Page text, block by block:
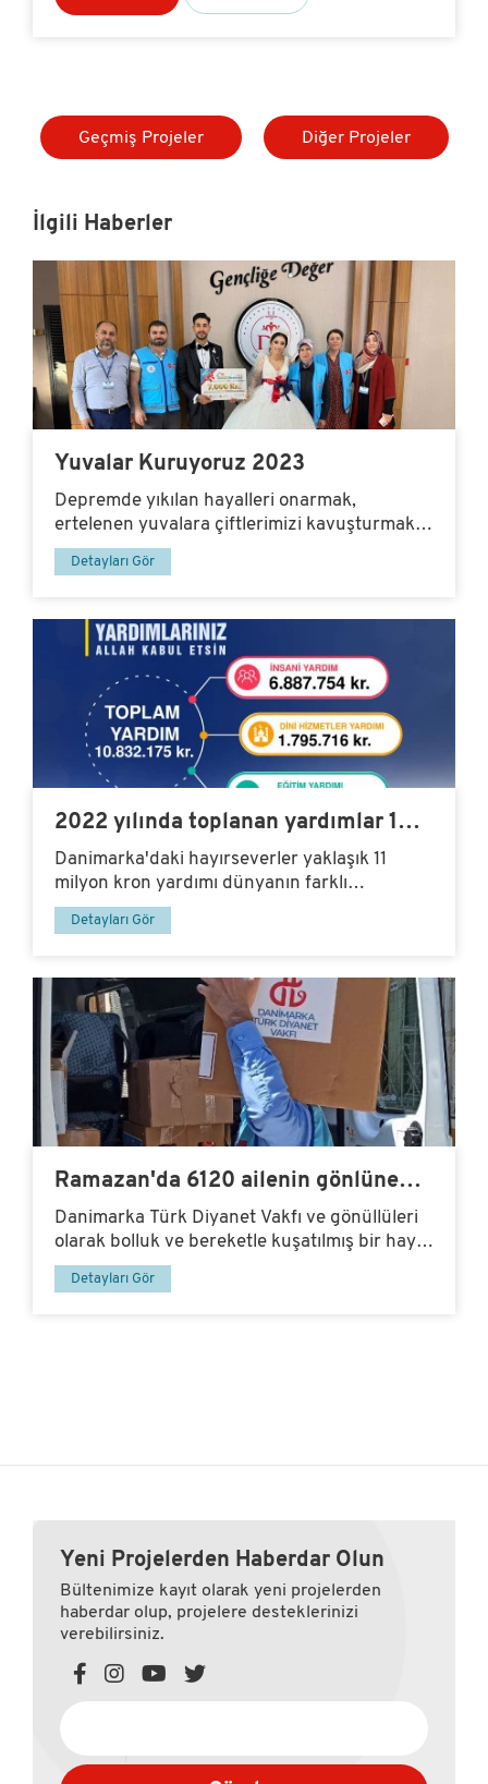
Geçmiş Projeler Diğer Projeler
İlgili Haberler
Yuvalar Kuruyoruz 2023
Depremde yıkılan hayalleri onarmak,
ertelenen yuvalara çiftlerimizi kavuşturmak
amacıyla yola çıktık...
Detayları Gör
2022 yılında toplanan yardımlar 10
milyonu aştı.
Danimarka'daki hayırseverler yaklaşık 11
milyon kron yardımı dünyanın farklı
bölgelerindeki ihtiyaç...
Detayları Gör
Ramazan'da 6120 ailenin gönlüne
dokundunuz
Danimarka Türk Diyanet Vakfı ve gönüllüleri
olarak bolluk ve bereketle kuşatılmış bir hayır
mevsimi...
Detayları Gör
Yeni Projelerden Haberdar Olun
Bültenimize kayıt olarak yeni projelerden
haberdar olup, projelere desteklerinizi
verebilirsiniz.